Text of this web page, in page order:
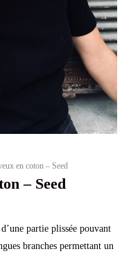
en coton – Seed
– Seed
partie plissée pouvant
branches permettant un